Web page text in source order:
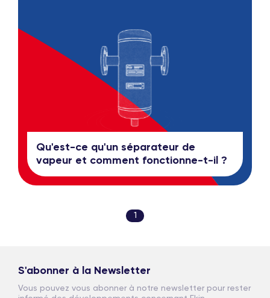
Qu'est-ce qu'un séparateur de
vapeur et comment fonctionne-t-il ?
1
S'abonner à la Newsletter
Vous pouvez vous abonner à notre newsletter pour rester